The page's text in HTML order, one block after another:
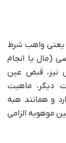
یعنی واهب شرط
(مال یا انجام
نیز، قبض عین
دیگر، ماهیت
و همانند هبه
موهوبه الزامی